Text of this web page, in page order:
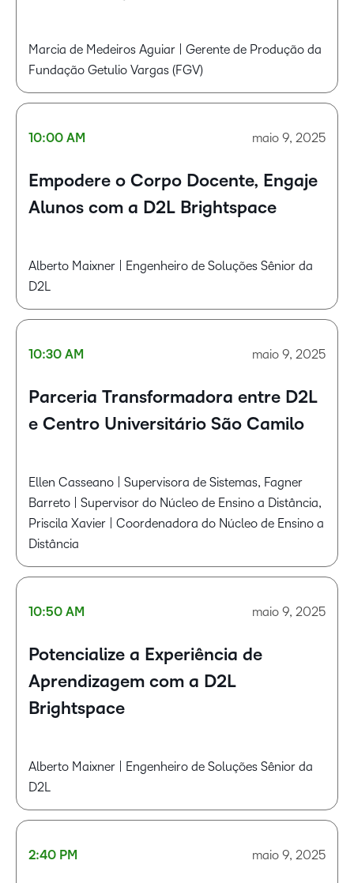
Marcia de Medeiros Aguiar | Gerente de Produção da
Fundação Getulio Vargas (FGV)
10:00 AM maio 9, 2025
Empodere o Corpo Docente, Engaje
Alunos com a D2L Brightspace
Alberto Maixner | Engenheiro de Soluções Sênior da
D2L
10:30 AM maio 9, 2025
Parceria Transformadora entre D2L
e Centro Universitário São Camilo
Ellen Casseano | Supervisora de Sistemas, Fagner
Barreto | Supervisor do Núcleo de Ensino a Distância,
Priscila Xavier | Coordenadora do Núcleo de Ensino a
Distância​​
10:50 AM maio 9, 2025
Potencialize a Experiência de
Aprendizagem com a D2L
Brightspace
Alberto Maixner | Engenheiro de Soluções Sênior da
D2L
2:40 PM maio 9, 2025